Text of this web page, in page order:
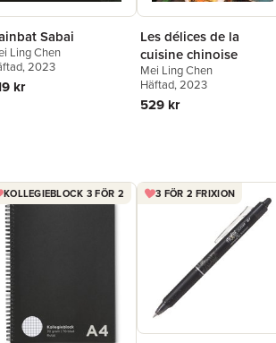
Sabai
Ling Chen
, 2023
kr
Les délices de la
cuisine chinoise
Mei Ling Chen
Häftad, 2023
529 kr
KOLLEGIEBLOCK 3 FÖR 2 3 FÖR 2 FRIXION